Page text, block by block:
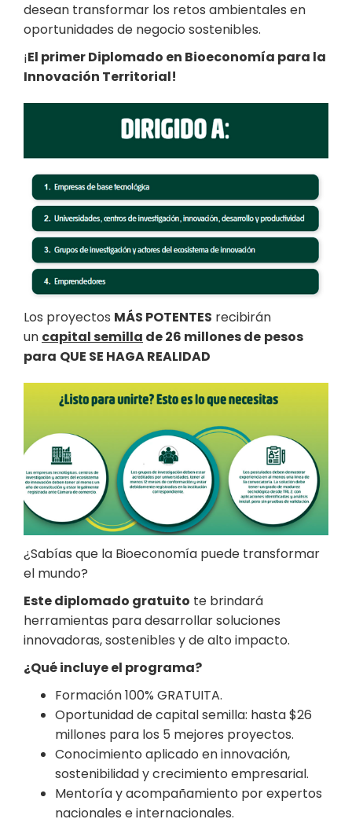
desean transformar los retos ambientales en
oportunidades de negocio sostenibles.
¡El primer Diplomado en Bioeconomía para la
Innovación Territorial!
Los proyectos MÁS POTENTES recibirán
un capital semilla de 26 millones de pesos
para QUE SE HAGA REALIDAD
¿Sabías que la Bioeconomía puede transformar
el mundo?
Este diplomado gratuito te brindará
herramientas para desarrollar soluciones
innovadoras, sostenibles y de alto impacto.
¿Qué incluye el programa?
Formación 100% GRATUITA.
Oportunidad de capital semilla: hasta $26
millones para los 5 mejores proyectos.
Conocimiento aplicado en innovación,
sostenibilidad y crecimiento empresarial.
Mentoría y acompañamiento por expertos
nacionales e internacionales.